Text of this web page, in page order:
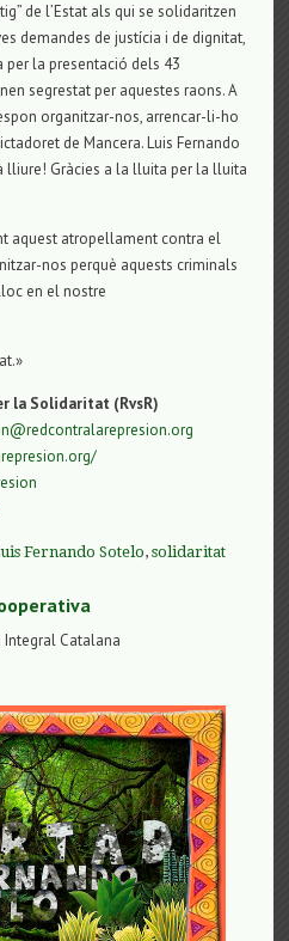
de l’Estat als qui se solidaritzen
demandes de justícia i de dignitat,
la presentació dels 43
segrestat per aquestes raons. A
organitzar-nos, arrencar-li-ho
de Mancera. Luis Fernando
lliure! Gràcies a la lluita per la lluita
aquest atropellament contra el
nos perquè aquests criminals
en el nostre
la Solidaritat (RvsR)
Fernando Sotelo,solidaritat
Integral Catalana